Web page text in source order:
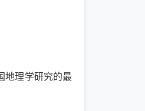
地理学研究的最